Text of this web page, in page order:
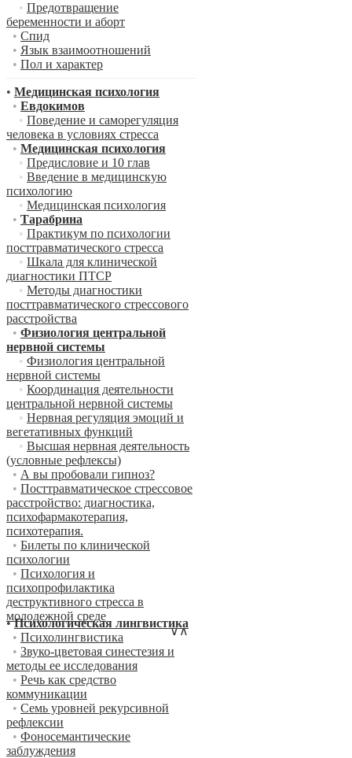
• Предотвращение
беременности и аборт
• Спид
• Язык взаимоотношений
• Пол и характер
• Медицинская психология
• Евдокимов
• Поведение и саморегуляция
человека в условиях стресса
• Медицинская психология
• Предисловие и 10 глав
• Введение в медицинскую
психологию
• Медицинская психология
• Тарабрина
• Практикум по психологии
посттравматического стресса
• Шкала для клинической
диагностики ПТСР
• Методы диагностики
посттравматического стрессового
расстройства
• Физиология центральной
нервной системы
• Физиология центральной
нервной системы
• Координация деятельности
центральной нервной системы
• Нервная регуляция эмоций и
вегетативных функций
• Высшая нервная деятельность
(условные рефлексы)
• А вы пробовали гипноз?
• Посттравматическое стрессовое
расстройство: диагностика,
психофармакотерапия,
психотерапия.
• Билеты по клинической
психологии
• Психология и
психопрофилактика
деструктивного стресса в
молодежной среде
∨∧
•Психологическая лингвистика
• Психолингвистика
• Звуко-цветовая синестезия и
методы ее исследования
• Речь как средство
коммуникации
• Семь уровней рекурсивной
рефлексии
• Фоносемантические
заблуждения